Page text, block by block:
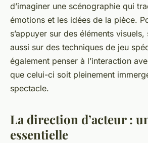
d’imaginer une scénographie qui
émotions et les idées de la pièce.
s’appuyer sur des éléments
aussi sur des techniques de jeu
également penser à l’interaction
que celui-ci soit pleinement
spectacle.
La direction d’acteur :
essentielle